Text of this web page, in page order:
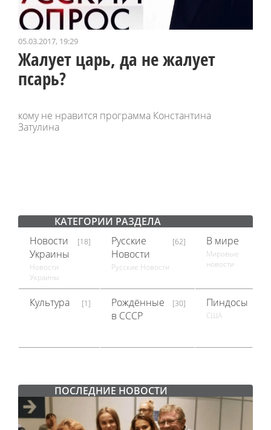
05.03.2017, 19:29
Жалует царь, да не жалует
псарь?
кому не нравится программа Константина
Затулина
КАТЕГОРИИ РАЗДЕЛА
Новости
Украины
[18]
Новости
Украины
Русские
Новости
[62]
Русские Новости
В мире
Мировые
новости
Культура [1]
Рождённые
в СССР
[30] Пиндосы
США
ПОСЛЕДНИЕ НОВОСТИ